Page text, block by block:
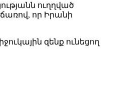
ուղղված
որ Իրանի
զենք ունեցող